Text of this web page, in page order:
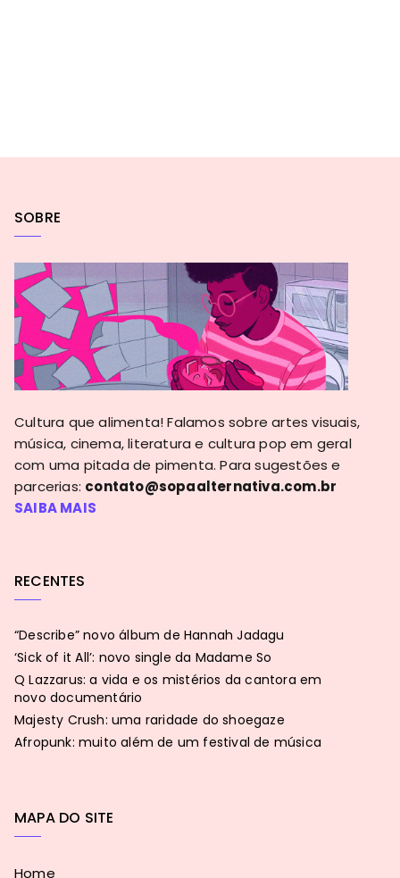
SOBRE
Cultura que alimenta! Falamos sobre artes visuais,
música, cinema, literatura e cultura pop em geral
com uma pitada de pimenta. Para sugestões e
parcerias: contato@sopaalternativa.com.br
SAIBA MAIS
RECENTES
“Describe” novo álbum de Hannah Jadagu
‘Sick of it All’: novo single da Madame So
Q Lazzarus: a vida e os mistérios da cantora em
novo documentário
Majesty Crush: uma raridade do shoegaze
Afropunk: muito além de um festival de música
MAPA DO SITE
Home